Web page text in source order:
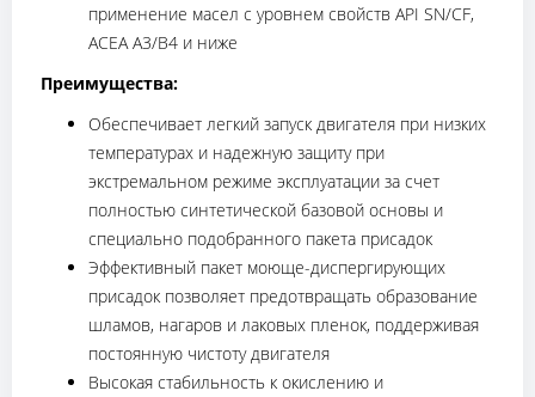
применение масел с уровнем свойств API SN/CF,
ACEA A3/B4 и ниже
Преимущества:
Обеспечивает легкий запуск двигателя при низких
температурах и надежную защиту при
экстремальном режиме эксплуатации за счет
полностью синтетической базовой основы и
специально подобранного пакета присадок
Эффективный пакет моюще-диспергирующих
присадок позволяет предотвращать образование
шламов, нагаров и лаковых пленок, поддерживая
постоянную чистоту двигателя
Высокая стабильность к окислению и